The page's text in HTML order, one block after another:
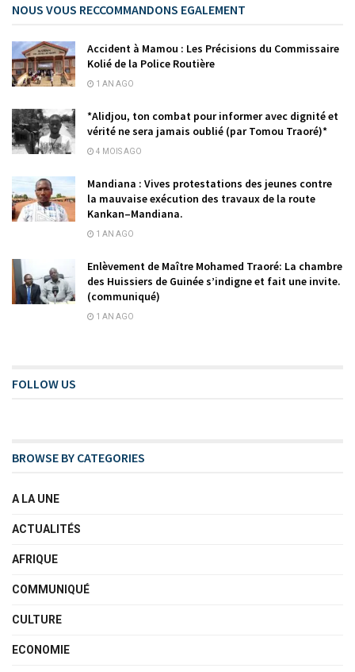
NOUS VOUS RECCOMMANDONS EGALEMENT
Accident à Mamou : Les Précisions du Commissaire
Kolié de la Police Routière
1 AN AGO
*Alidjou, ton combat pour informer avec dignité et
vérité ne sera jamais oublié (par Tomou Traoré)*
4 MOIS AGO
Mandiana : Vives protestations des jeunes contre
la mauvaise exécution des travaux de la route
Kankan–Mandiana.
1 AN AGO
Enlèvement de Maître Mohamed Traoré: La chambre
des Huissiers de Guinée s’indigne et fait une invite.
(communiqué)
1 AN AGO
FOLLOW US
BROWSE BY CATEGORIES
A LA UNE
ACTUALITÉS
AFRIQUE
COMMUNIQUÉ
CULTURE
ECONOMIE